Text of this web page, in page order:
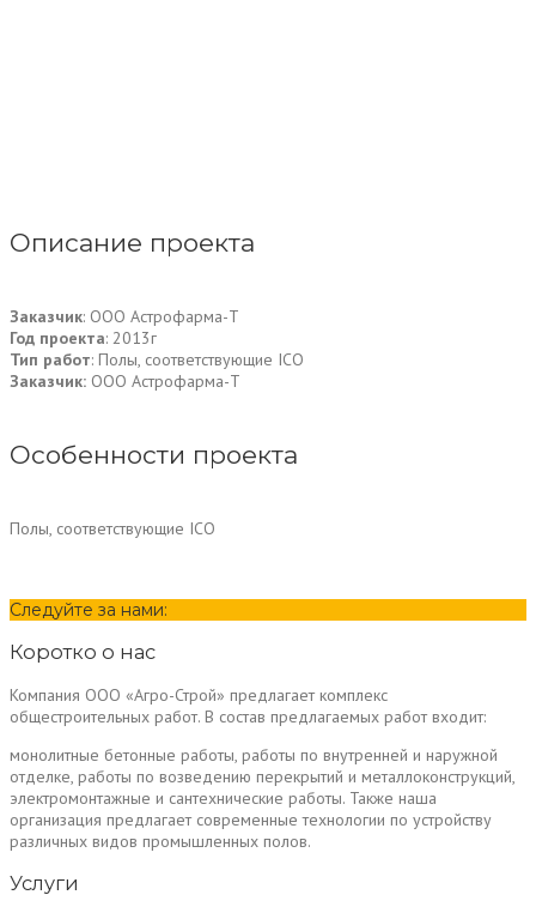
Описание проекта
Заказчик: ООО Астрофарма-Т
Год проекта: 2013г
Тип работ: Полы, соответствующие ICO
Заказчик: ООО Астрофарма-Т
Особенности проекта
Полы, соответствующие ICO
Следуйте за нами:
Коротко о нас
Компания ООО «Агро-Строй» предлагает комплекс
общестроительных работ. В состав предлагаемых работ входит:
монолитные бетонные работы, работы по внутренней и наружной
отделке, работы по возведению перекрытий и металлоконструкций,
электромонтажные и сантехнические работы. Также наша
организация предлагает современные технологии по устройству
различных видов промышленных полов.
Услуги